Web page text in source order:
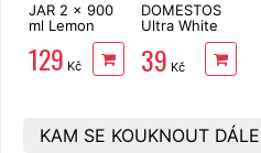
JAR 2 x 900
ml Lemon
129 Kč
DOMESTOS
Ultra White
39 Kč
KAM SE KOUKNOUT DÁLE